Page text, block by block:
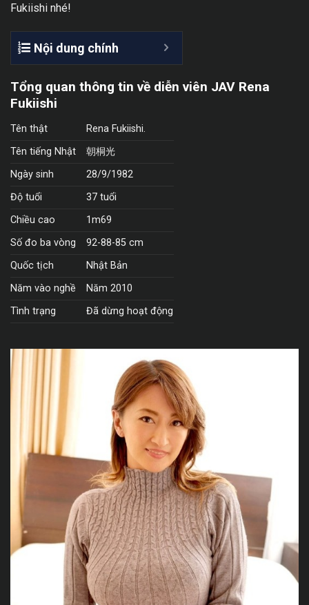
Fukiishi nhé!
Nội dung chính
Tổng quan thông tin về diễn viên JAV Rena
Fukiishi
Tên thật
Rena Fukiishi.
Tên tiếng Nhật
朝桐光
Ngày sinh
28/9/1982
Độ tuổi
37 tuổi
Chiều cao
1m69
Số đo ba vòng
92-88-85 cm
Quốc tịch
Nhật Bản
Năm vào nghề
Năm 2010
Tình trạng
Đã dừng hoạt động